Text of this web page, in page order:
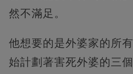
然不滿足。
他想要的是外婆家的所
始計劃著害死外婆的三